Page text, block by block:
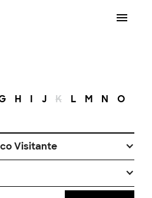
H I J K L M N O
Visitante